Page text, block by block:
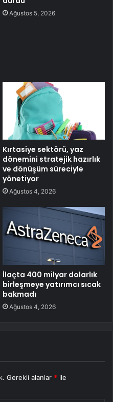
Ağustos 5, 2026
Kırtasiye sektörü, yaz
dönemini stratejik hazırlık
ve dönüşüm süreciyle
yönetiyor
Ağustos 4, 2026
İlaçta 400 milyar dolarlık
birleşmeye yatırımcı sıcak
bakmadı
Ağustos 4, 2026
Gerekli alanlar * ile